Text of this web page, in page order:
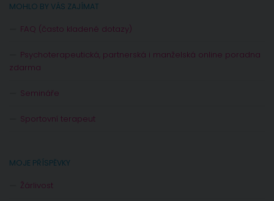
MOHLO BY VÁS ZAJÍMAT
FAQ (často kladené dotazy)
Psychoterapeutická, partnerská i manželská online poradna
zdarma
Semináře
Sportovní terapeut
MOJE PŘÍSPĚVKY
Žárlivost